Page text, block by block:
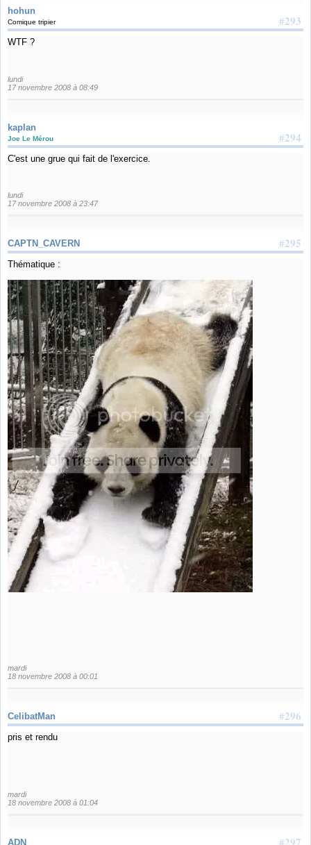
hohun
#293
Comique tripier
WTF ?
lundi
17 novembre 2008 à 08:49
kaplan
#294
Joe Le Mérou
C'est une grue qui fait de l'exercice.
lundi
17 novembre 2008 à 23:47
#295
CAPTN_CAVERN
Thématique :
mardi
18 novembre 2008 à 00:01
#296
CelibatMan
pris et rendu
mardi
18 novembre 2008 à 01:04
ADN